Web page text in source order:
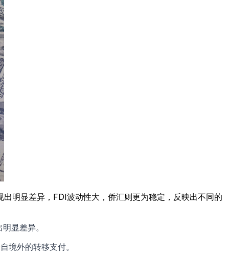
明显差异，FDI波动性大，侨汇则更为稳定，反映出不同的
显差异。
境外的转移支付。